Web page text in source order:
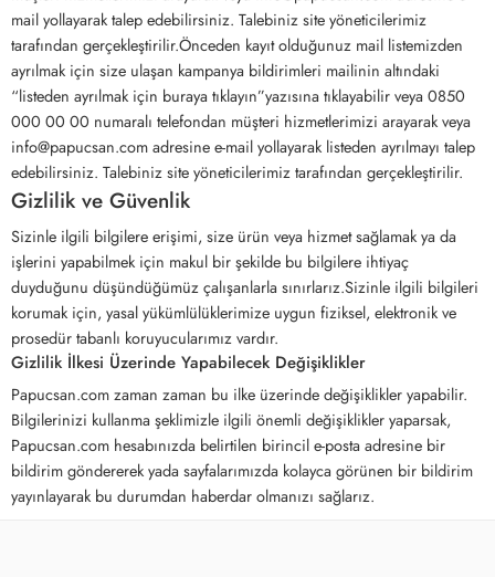
mail yollayarak talep edebilirsiniz. Talebiniz site yöneticilerimiz
tarafından gerçekleştirilir.Önceden kayıt olduğunuz mail listemizden
ayrılmak için size ulaşan kampanya bildirimleri mailinin altındaki
“listeden ayrılmak için buraya tıklayın”yazısına tıklayabilir veya 0850
000 00 00 numaralı telefondan müşteri hizmetlerimizi arayarak veya
info@papucsan.com adresine e-mail yollayarak listeden ayrılmayı talep
edebilirsiniz. Talebiniz site yöneticilerimiz tarafından gerçekleştirilir.
Gizlilik ve Güvenlik
Sizinle ilgili bilgilere erişimi, size ürün veya hizmet sağlamak ya da
işlerini yapabilmek için makul bir şekilde bu bilgilere ihtiyaç
duyduğunu düşündüğümüz çalışanlarla sınırlarız.Sizinle ilgili bilgileri
korumak için, yasal yükümlülüklerimize uygun fiziksel, elektronik ve
prosedür tabanlı koruyucularımız vardır.
Gizlilik İlkesi Üzerinde Yapabilecek Değişiklikler
Papucsan.com zaman zaman bu ilke üzerinde değişiklikler yapabilir.
Bilgilerinizi kullanma şeklimizle ilgili önemli değişiklikler yaparsak,
Papucsan.com hesabınızda belirtilen birincil e-posta adresine bir
bildirim göndererek yada sayfalarımızda kolayca görünen bir bildirim
yayınlayarak bu durumdan haberdar olmanızı sağlarız.